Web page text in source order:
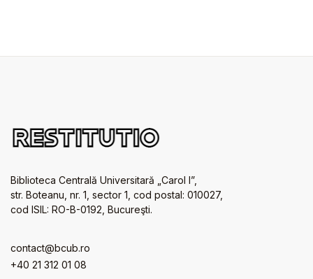
Biblioteca Centrală Universitară „Carol I”,
str. Boteanu, nr. 1, sector 1, cod postal: 010027,
cod ISIL: RO-B-0192, Bucureşti.
contact@bcub.ro
+40 21 312 01 08